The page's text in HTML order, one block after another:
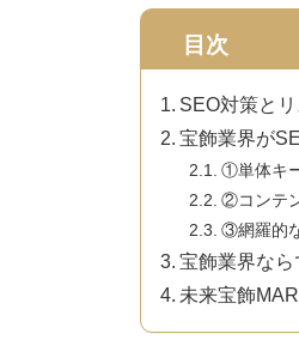
目次
SEO対策と
宝飾業界が
①単体キ
②コンテ
③網羅的
宝飾業界なら
未来宝飾